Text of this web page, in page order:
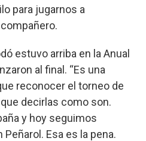
para jugarnos a
estuvo arriba en la Anual
al final. “Es una
reconocer el torneo de
decirlas como son.
y hoy seguimos
Esa es la pena.